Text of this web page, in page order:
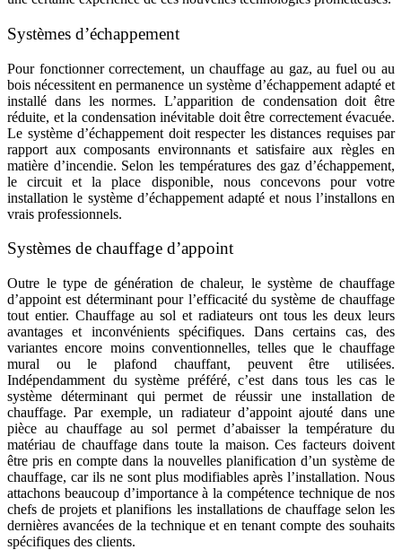
Systèmes d’échappement
Pour fonctionner correctement, un chauffage au gaz, au fuel ou au
bois nécessitent en permanence un système d’échappement adapté et
installé dans les normes. L’apparition de condensation doit être
réduite, et la condensation inévitable doit être correctement évacuée.
Le système d’échappement doit respecter les distances requises par
rapport aux composants environnants et satisfaire aux règles en
matière d’incendie. Selon les températures des gaz d’échappement,
le circuit et la place disponible, nous concevons pour votre
installation le système d’échappement adapté et nous l’installons en
vrais professionnels.
Systèmes de chauffage d’appoint
Outre le type de génération de chaleur, le système de chauffage
d’appoint est déterminant pour l’efficacité du système de chauffage
tout entier. Chauffage au sol et radiateurs ont tous les deux leurs
avantages et inconvénients spécifiques. Dans certains cas, des
variantes encore moins conventionnelles, telles que le chauffage
mural ou le plafond chauffant, peuvent être utilisées.
Indépendamment du système préféré, c’est dans tous les cas le
système déterminant qui permet de réussir une installation de
chauffage. Par exemple, un radiateur d’appoint ajouté dans une
pièce au chauffage au sol permet d’abaisser la température du
matériau de chauffage dans toute la maison. Ces facteurs doivent
être pris en compte dans la nouvelles planification d’un système de
chauffage, car ils ne sont plus modifiables après l’installation. Nous
attachons beaucoup d’importance à la compétence technique de nos
chefs de projets et planifions les installations de chauffage selon les
dernières avancées de la technique et en tenant compte des souhaits
spécifiques des clients.